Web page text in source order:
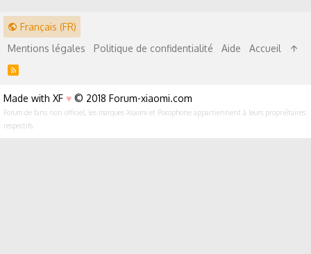
Français (FR)
Mentions légales
Politique de confidentialité Aide Accueil
R
Made with XF ♥ © 2018 Forum-xiaomi.com
Forum de fans non officiel, les marques Xiaomi et Pocophone appartiennent à leurs propriétaires
respectifs.